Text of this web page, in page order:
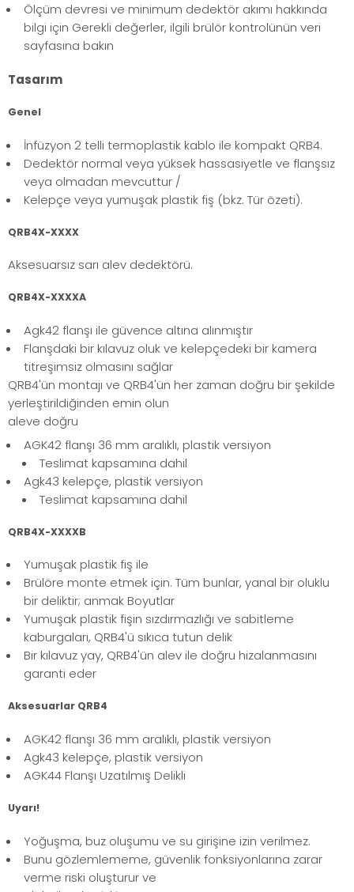
Ölçüm devresi ve minimum dedektör akımı hakkında
bilgi için Gerekli değerler, ilgili brülör kontrolünün veri
sayfasına bakın
Tasarım
Genel
İnfüzyon 2 telli termoplastik kablo ile kompakt QRB4.
Dedektör normal veya yüksek hassasiyetle ve flanşsız
veya olmadan mevcuttur /
Kelepçe veya yumuşak plastik fiş (bkz. Tür özeti).
QRB4X-XXXX
Aksesuarsız sarı alev dedektörü.
QRB4X-XXXXA
Agk42 flanşı ile güvence altına alınmıştır
Flanşdaki bir kılavuz oluk ve kelepçedeki bir kamera
titreşimsiz olmasını sağlar
QRB4'ün montajı ve QRB4'ün her zaman doğru bir şekilde
yerleştirildiğinden emin olun
aleve doğru
AGK42 flanşı 36 mm aralıklı, plastik versiyon
Teslimat kapsamına dahil
Agk43 kelepçe, plastik versiyon
Teslimat kapsamına dahil
QRB4X-XXXXB
Yumuşak plastik fiş ile
Brülöre monte etmek için. Tüm bunlar, yanal bir oluklu
bir deliktir; anmak Boyutlar
Yumuşak plastik fişin sızdırmazlığı ve sabitleme
kaburgaları, QRB4'ü sıkıca tutun delik
Bir kılavuz yay, QRB4'ün alev ile doğru hizalanmasını
garanti eder
Aksesuarlar QRB4
AGK42 flanşı 36 mm aralıklı, plastik versiyon
Agk43 kelepçe, plastik versiyon
AGK44 Flanşı Uzatılmış Delikli
Uyarı!
Yoğuşma, buz oluşumu ve su girişine izin verilmez.
Bunu gözlemlememe, güvenlik fonksiyonlarına zarar
verme riski oluşturur ve